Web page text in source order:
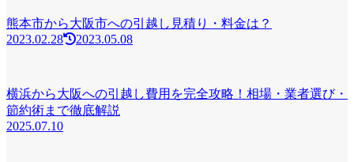
熊本市から大阪市への引越し見積り・料金は？
2023.02.28
2023.05.08
横浜から大阪への引越し費用を完全攻略！相場・業者選び・
節約術まで徹底解説
2025.07.10